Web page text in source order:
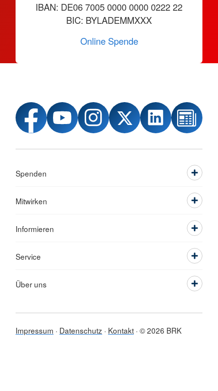
IBAN: DE06 7005 0000 0000 0222 22
BIC: BYLADEMMXXX
Online Spende
Spenden
Mitwirken
Informieren
Service
Über uns
Impressum Datenschutz Kontakt © 2026 BRK